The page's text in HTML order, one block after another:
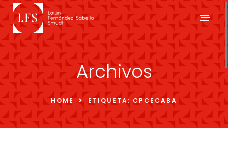
Archivos
HOME ETIQUETA: CPCECABA